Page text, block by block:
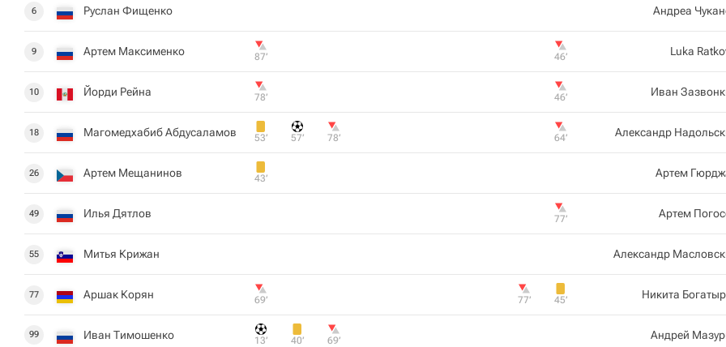
6 Руслан Фищенко
9 Артем Максименко 87‎’‎
10 Йорди Рейна 78‎’‎
18 Магомедхабиб Абдусаламов 53‎’‎ 57‎’‎ 78‎’‎
26 Артем Мещанинов 43‎’‎
49 Илья Дятлов
55 Митья Крижан
77 Аршак Корян 69‎’‎
99 Иван Тимошенко 13‎’‎ 40‎’‎ 69‎’‎
Андреа
Luka
46‎’‎
Иван
46‎’‎
Александр
64‎’‎
Артем
Артем
77‎’‎
Александр
Никита
45‎’‎
77‎’‎
Андрей